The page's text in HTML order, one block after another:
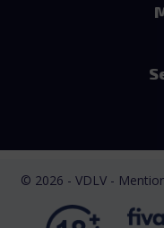
© 2026 - VDLV -